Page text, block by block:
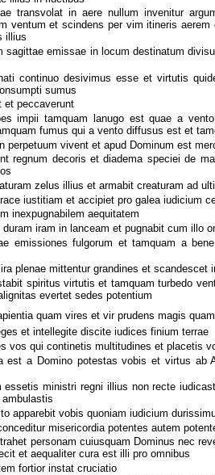
transvolat in aere nullum invenitur
ventum et scindens per vim itineris
illius
sagittae emissae in locum destinatum
continuo desivimus esse et virtutis
sumus
et peccaverunt
impii tamquam lanugo est quae a
fumus qui a vento diffusus est et
perpetuum vivent et apud Dominum est
regnum decoris et diadema speciei de
zelus illius et armabit creaturam ad
iustitiam et accipiet pro galea iudicium
inexpugnabilem aequitatem
iram in lanceam et pugnabit cum illo
emissiones fulgorum et tamquam a
plenae mittentur grandines et
spiritus virtutis et tamquam turbedo
evertet sedes potentium
quam vires et vir prudens magis
et intellegite discite iudices finium terrae
vos qui continetis multitudines et placetis
est a Domino potestas vobis et virtus ab
essetis ministri regni illius non recte
apparebit vobis quoniam iudicium
misericordia potentes autem
personam cuiusquam Dominus nec
et aequaliter cura est illi pro omnibus
fortior instat cruciatio